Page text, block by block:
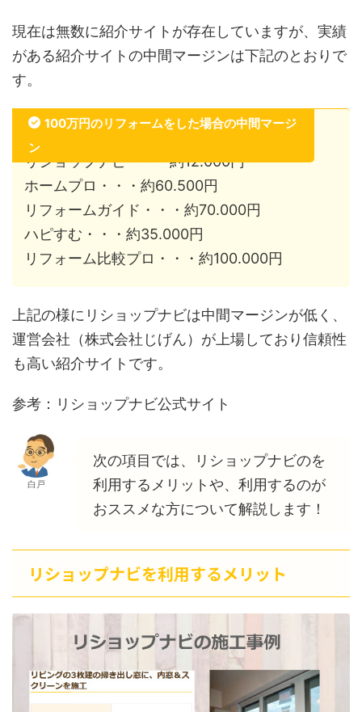
現在は無数に紹介サイトが存在していますが、実績
がある紹介サイトの中間マージンは下記のとおりで
す。
100万円のリフォームをした場合の中間マージ
ン
リショップナビ・・・約12.000円
ホームプロ・・・約60.500円
リフォームガイド・・・約70.000円
ハピすむ・・・約35.000円
リフォーム比較プロ・・・約100.000円
上記の様にリショップナビは中間マージンが低く、
運営会社（株式会社じげん）が上場しており信頼性
も高い紹介サイトです。
参考：リショップナビ公式サイト
白戸
次の項目では、リショップナビのを
利用するメリットや、利用するのが
おススメな方について解説します！
リショップナビを利用するメリット